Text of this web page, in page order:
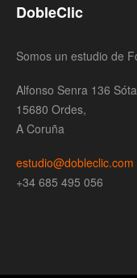
DobleClic
Somos un estudio de
Alfonso Senra 136
15680 Ordes,
A Coruña
estudio@dobleclic.com
+34 685 495 056